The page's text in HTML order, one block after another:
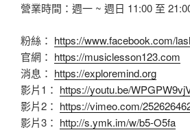
營業時間：週一 ~ 週日 11:00 至
粉絲： https://www.facebook.com/
官網： https://musiclesson123.com
消息： https://exploremind.org
影片1： https://youtu.be/
影片2： https://vimeo.com/
影片3： http://s.ymk.im/w/b5-O5fa